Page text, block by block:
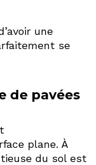
une
se
de pavées
plane. À
du sol est